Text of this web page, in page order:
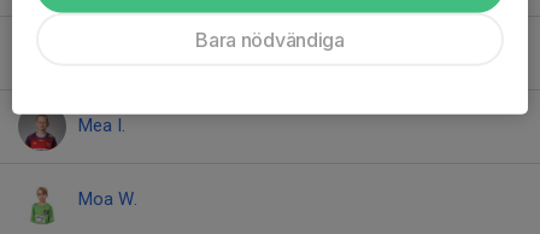
Mea I.
Moa W.
Bara nödvändiga